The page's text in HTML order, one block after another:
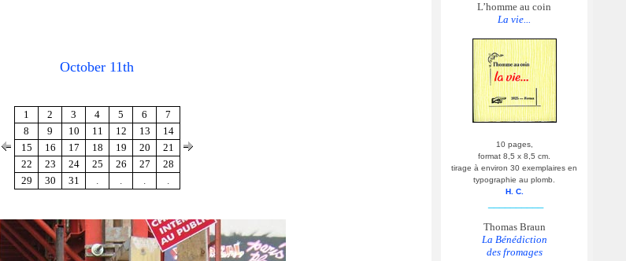
October 11th
1 2 3 4 5 6
7
8
9 10 11 12 13
14
15
16 17 18 19 20
21
22
23 24 25 26 27
28
29
30 31 . . . .
L’homme au coin
La vie...
10 pages,
format 8,5 x 8,5 cm.
tirage à environ 30 exemplaires en
typographie au plomb.
H. C.
Thomas Braun
La Bénédiction
des fromages